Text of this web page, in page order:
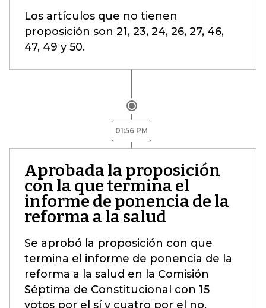
Los artículos que no tienen
proposición son 21, 23, 24, 26, 27, 46,
47, 49 y 50.
01:56 PM
Aprobada la proposición
con la que termina el
informe de ponencia de la
reforma a la salud
Se aprobó la proposición con que
termina el informe de ponencia de la
reforma a la salud en la Comisión
Séptima de Constitucional con 15
votos por el sí y cuatro por el no.